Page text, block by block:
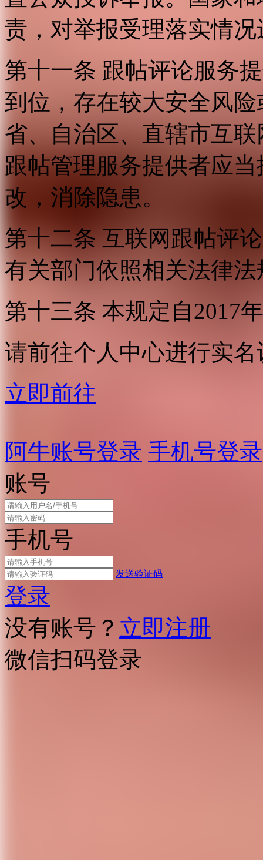
责，对举报受理落实情
第十一条 跟帖评论服务
到位，存在较大安全风
省、自治区、直辖市互
跟帖管理服务提供者应
改，消除隐患。
第十二条 互联网跟帖评
有关部门依照相关法律
第十三条 本规定自2017
请前往个人中心进行实名
立即前往
阿牛账号登录 手机号登录
账号
手机号
发送验证码
登录
没有账号？ 立即注册
微信扫码登录